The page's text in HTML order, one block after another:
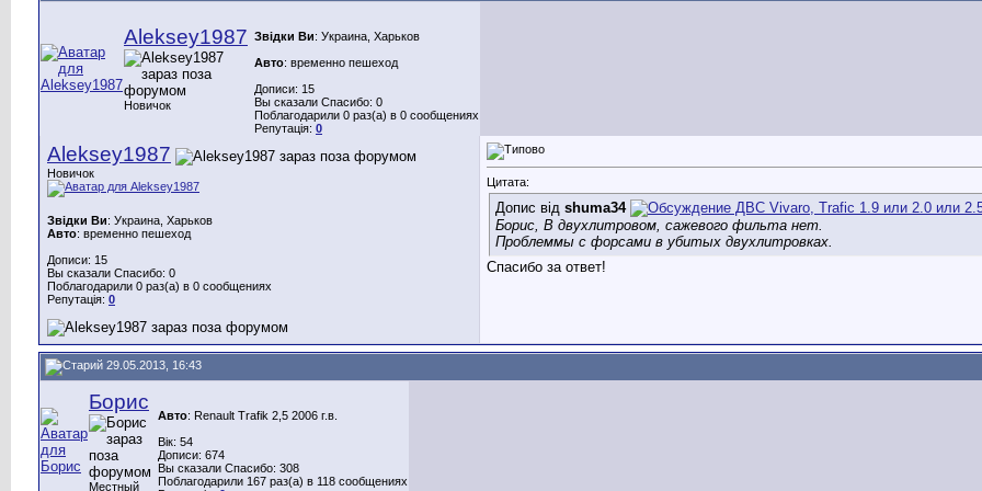
Aleksey1987
Новичок
Звідки Ви: Украина, Харьков
Авто: временно пешеход
Дописи: 15
Вы сказали Спасибо: 0
Поблагодарили 0 раз(а) в 0 сообщениях
Репутація: 0
Aleksey1987
Новичок
Звідки Ви: Украина, Харьков
Авто: временно пешеход
Дописи: 15
Вы сказали Спасибо: 0
Поблагодарили 0 раз(а) в 0 сообщениях
Репутація: 0
Цитата:
Допис від shuma34
Борис, В двухлитровом, сажевого фильта нет.
Проблеммы с форсами в убитых двухлитровках.
Спасибо за ответ!
29.05.2013, 16:43
Борис
Местный
Авто: Renault Trafik 2,5 2006 г.в.
Вік: 54
Дописи: 674
Вы сказали Спасибо: 308
Поблагодарили 167 раз(а) в 118 сообщениях